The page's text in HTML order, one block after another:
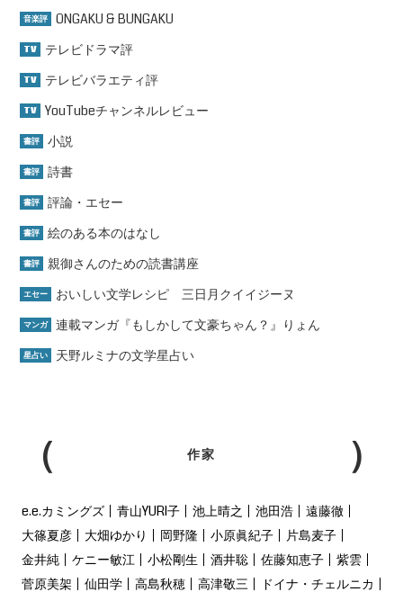
音楽評 ONGAKU & BUNGAKU
TV テレビドラマ評
TV テレビバラエティ評
TV YouTubeチャンネルレビュー
書評 小説
書評 詩書
書評 評論・エセー
書評 絵のある本のはなし
書評 親御さんのための読書講座
エセー おいしい文学レシピ 三日月クイイジーヌ
マンガ 連載マンガ『もしかして文豪ちゃん？』りょん
星占い 天野ルミナの文学星占い
作家
e.e.カミングズ 青山YURI子 池上晴之 池田浩
遠藤徹
大篠夏彦
大畑ゆかり 岡野隆 小原眞紀子
片島麦子
金井純
ケニー敏江 小松剛生 酒井聡 佐藤知恵子
紫雲
菅原美架
仙田学 高島秋穂 高津敬三 ドイナ・チェルニカ